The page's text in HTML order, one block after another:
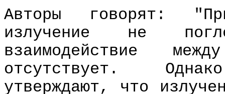
Авторы говорят:
излучение не
взаимодействие
отсутствует.
утверждают, что